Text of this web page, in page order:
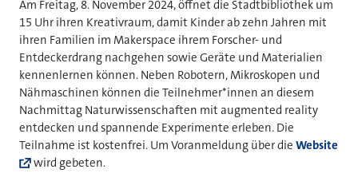
Am Freitag, 8. November 2024, öffnet die Stadtbibliothek um
15 Uhr ihren Kreativraum, damit Kinder ab zehn Jahren mit
ihren Familien im Makerspace ihrem Forscher- und
Entdeckerdrang nachgehen sowie Geräte und Materialien
kennenlernen können. Neben Robotern, Mikroskopen und
Nähmaschinen können die Teilnehmer*innen an diesem
Nachmittag Naturwissenschaften mit augmented reality
entdecken und spannende Experimente erleben. Die
Teilnahme ist kostenfrei. Um Voranmeldung über die Website
wird gebeten.